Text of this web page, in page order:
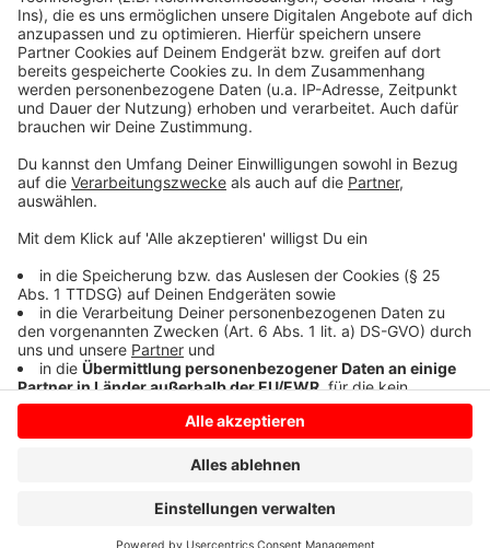
powered byUsercentrics Consent
Management Platform
Die Aral AG ist ein Unternehmen desBP-Konzernsin
Deutschland. Seit 2003 vertreibt die Deutsche BP AG
unter der Produktmarke Aral an etwa 2.500
Tankstellen deutschlandweit Mineralölprodukte.
Anzeige
Anzeige